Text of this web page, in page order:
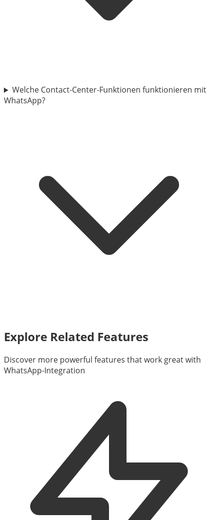
Welche Contact-Center-Funktionen funktionieren mit
WhatsApp?
Explore Related Features
Discover more powerful features that work great with
WhatsApp-Integration